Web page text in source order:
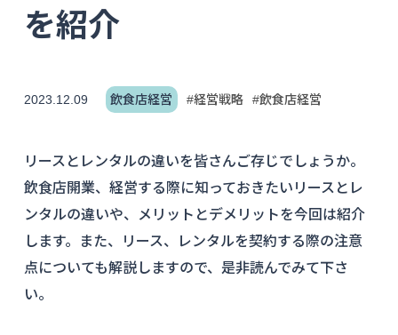
を紹介
2023.12.09 飲食店経営 #経営戦略 #飲食店経営
リースとレンタルの違いを皆さんご存じでしょうか。
飲食店開業、経営する際に知っておきたいリースとレ
ンタルの違いや、メリットとデメリットを今回は紹介
します。また、リース、レンタルを契約する際の注意
点についても解説しますので、是非読んでみて下さ
い。